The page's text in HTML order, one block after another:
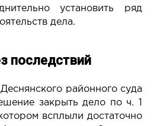
установить ряд
дела.
последствий
районного суда
закрыть дело по ч. 1
всплыли достаточно